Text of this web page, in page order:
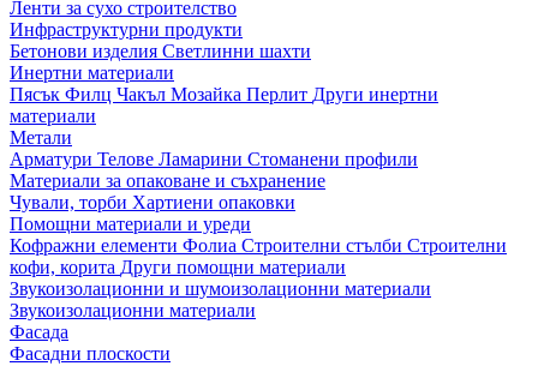
Ленти за сухо строителство
Инфраструктурни продукти
Бетонови изделия Светлинни шахти
Инертни материали
Пясък Филц Чакъл Мозайкa Перлит Други инертни
материали
Метали
Арматури Телове Ламарини Стоманени профили
Материали за опаковане и съхранение
Чували, торби Хартиени опаковки
Помощни материали и уреди
Кофражни елементи Фолиа Строителни стълби Строителни
кофи, корита Други помощни материали
Звукоизолационни и шумоизолационни материали
Звукоизолационни материали
Фасада
Фасадни плоскости